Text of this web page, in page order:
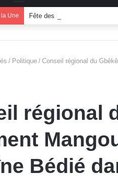
la Une Fête des mères 2026:Moussa
/ Politique / Conseil régional du
régional
Bédié